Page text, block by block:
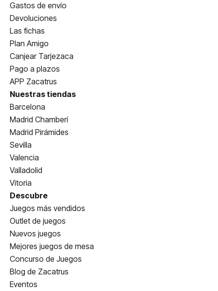
Gastos de envío
Devoluciones
Las fichas
Plan Amigo
Canjear Tarjezaca
Pago a plazos
APP Zacatrus
Nuestras tiendas
Barcelona
Madrid Chamberí
Madrid Pirámides
Sevilla
Valencia
Valladolid
Vitoria
Descubre
Juegos más vendidos
Outlet de juegos
Nuevos juegos
Mejores juegos de mesa
Concurso de Juegos
Blog de Zacatrus
Eventos